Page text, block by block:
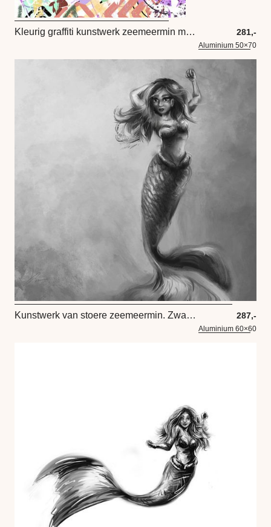
Kleurig graffiti kunstwerk zeemeermin met een sierlijke staart 281,-
Aluminium 50×70
Kunstwerk van stoere zeemeermin. Zwart wit schilderij op hoge resolutie.Olieverf stijl in tinten gri 287,-
Aluminium 60×60